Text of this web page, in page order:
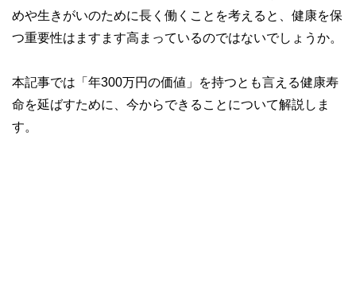
めや生きがいのために長く働くことを考えると、健康を保
つ重要性はますます高まっているのではないでしょうか。
本記事では「年300万円の価値」を持つとも言える健康寿
命を延ばすために、今からできることについて解説しま
す。